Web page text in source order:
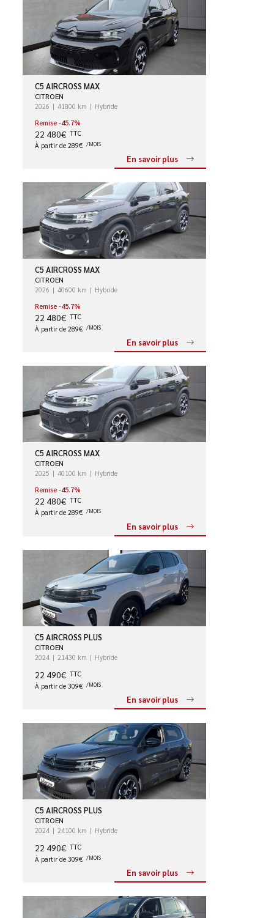
C5 AIRCROSS MAX
CITROEN
2026 41800 km
Hybride
Remise -45.7%
22 480€ TTC
À partir de 289€ /MOIS
En savoir plus
C5 AIRCROSS MAX
CITROEN
2026 40600 km
Hybride
Remise -45.7%
22 480€ TTC
À partir de 289€ /MOIS
En savoir plus
C5 AIRCROSS MAX
CITROEN
2025 40100 km
Hybride
Remise -45.7%
22 480€ TTC
À partir de 289€ /MOIS
En savoir plus
C5 AIRCROSS PLUS
CITROEN
2024 21430 km Hybride
22 490€ TTC
À partir de 309€ /MOIS
En savoir plus
C5 AIRCROSS PLUS
CITROEN
2024 24100 km Hybride
22 490€ TTC
À partir de 309€ /MOIS
En savoir plus